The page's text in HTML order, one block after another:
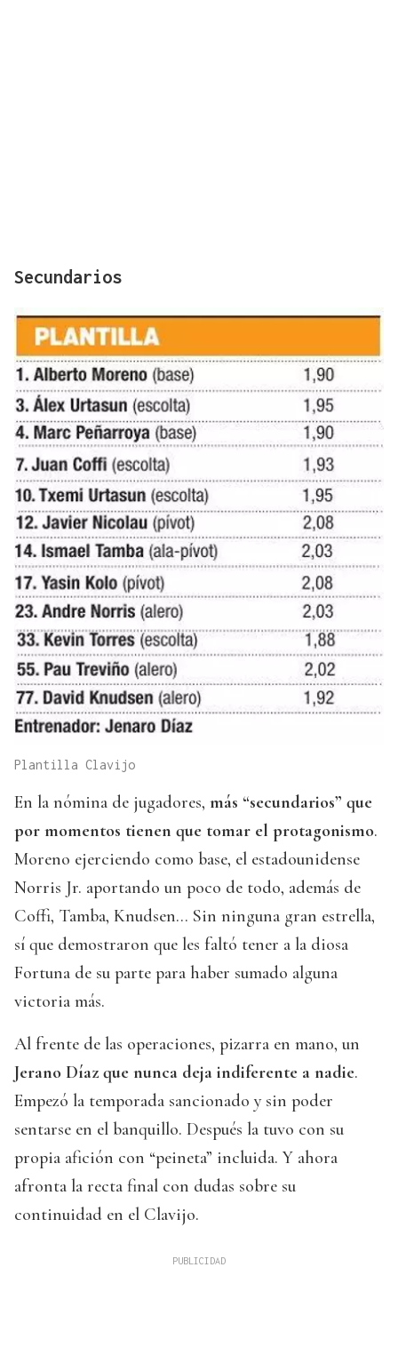
Secundarios
Plantilla Clavijo
En la nómina de jugadores, más “secundarios” que
por momentos tienen que tomar el protagonismo.
Moreno ejerciendo como base, el estadounidense
Norris Jr. aportando un poco de todo, además de
Coffi, Tamba, Knudsen… Sin ninguna gran estrella,
sí que demostraron que les faltó tener a la diosa
Fortuna de su parte para haber sumado alguna
victoria más.
Al frente de las operaciones, pizarra en mano, un
Jerano Díaz que nunca deja indiferente a nadie.
Empezó la temporada sancionado y sin poder
sentarse en el banquillo. Después la tuvo con su
propia afición con “peineta” incluida. Y ahora
afronta la recta final con dudas sobre su
continuidad en el Clavijo.